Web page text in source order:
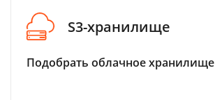
S3-хранилище
Подобрать облачное хранилище